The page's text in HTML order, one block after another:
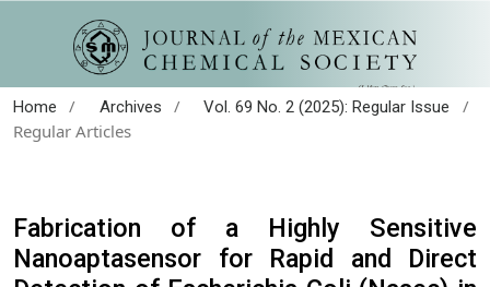
Home / Archives / Vol. 69 No. 2 (2025): Regular Issue
/
Regular Articles
Fabrication of a Highly Sensitive
Nanoaptasensor for Rapid and Direct